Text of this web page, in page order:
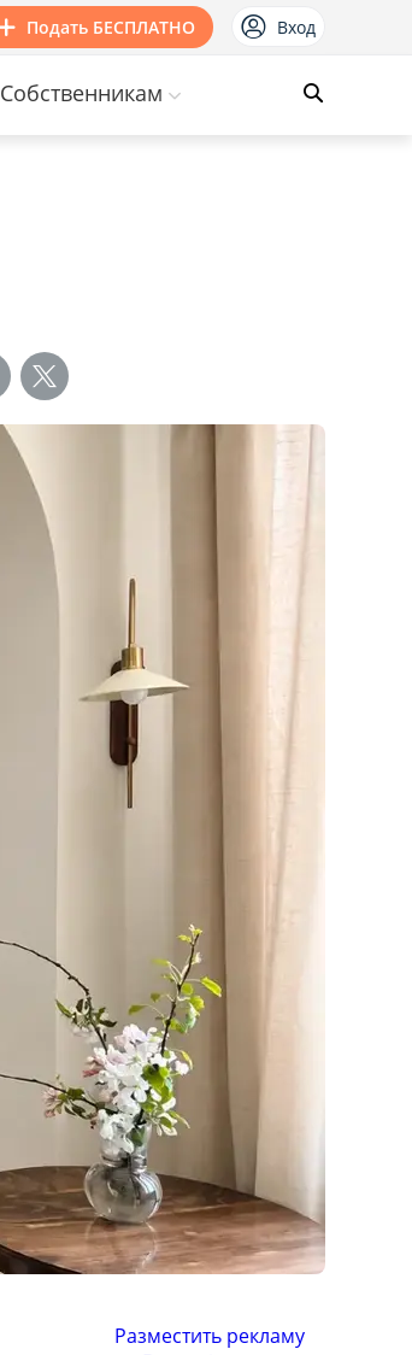
Подать БЕСПЛАТНО Вход
Собственникам
Разместить рекламу